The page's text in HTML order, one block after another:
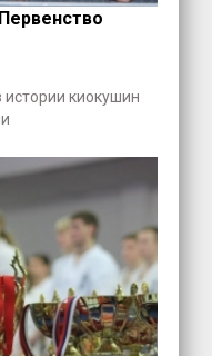
киокушин